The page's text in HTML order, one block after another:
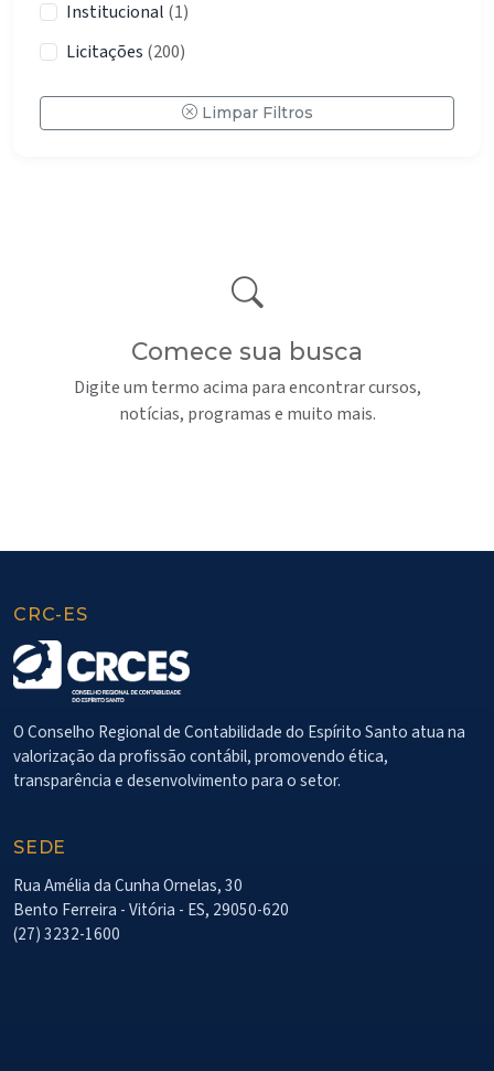
Institucional (1)
Licitações (200)
Notícias(500)
Limpar Filtros
Comece sua busca
Digite um termo acima para encontrar cursos,
notícias, programas e muito mais.
CRC-ES
O Conselho Regional de Contabilidade do Espírito Santo atua na
valorização da profissão contábil, promovendo ética,
transparência e desenvolvimento para o setor.
SEDE
Rua Amélia da Cunha Ornelas, 30
Bento Ferreira - Vitória - ES, 29050-620
(27) 3232-1600